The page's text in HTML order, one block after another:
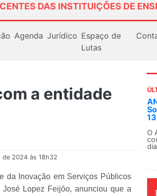
DAS INSTITUIÇÕES DE
Agenda Jurídico Espaço de
Lutas
a entidade
de 2024 às 18h32
da Inovação em Serviços Públicos
Lopez Feijóo, anunciou que a